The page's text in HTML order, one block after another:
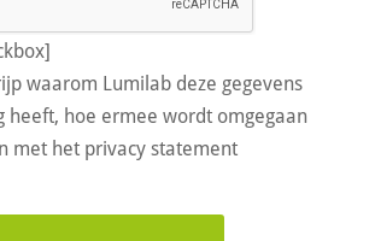
waarom Lumilab deze gegevens
heeft, hoe ermee wordt omgegaan
met het privacy statement